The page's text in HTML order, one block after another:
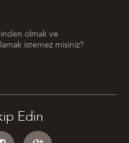
olmak ve
istemez misiniz?
Edin